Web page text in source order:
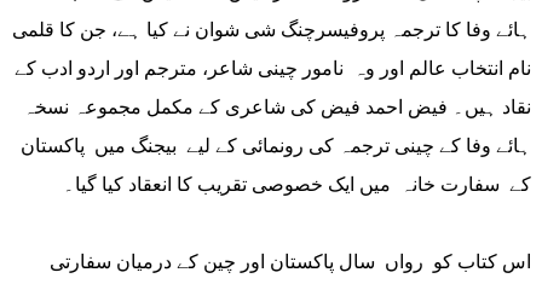
ہائے وفا کا ترجمہ پروفیسرچنگ شی شوان نے کیا ہے، جن کا قلمی
نام انتخاب عالم اور وہ نامور چینی شاعر، مترجم اور اردو ادب کے
نقاد ہیں۔ فیض احمد فیض کی شاعری کے مکمل مجموعہ نسخہ
ہائے وفا کے چینی ترجمہ کی رونمائی کے لیے بیجنگ میں پاکستان
کے سفارت خانہ میں ایک خصوصی تقریب کا انعقاد کیا گیا۔
اس کتاب کو رواں سال پاکستان اور چین کے درمیان سفارتی